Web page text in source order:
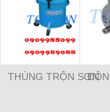
THÙNG TRỘN SƠN